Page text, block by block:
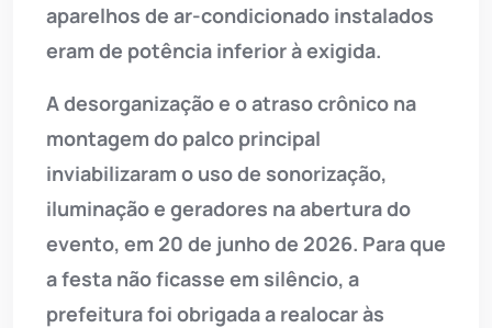
aparelhos de ar-condicionado instalados
eram de potência inferior à exigida.
A desorganização e o atraso crônico na
montagem do palco principal
inviabilizaram o uso de sonorização,
iluminação e geradores na abertura do
evento, em 20 de junho de 2026. Para que
a festa não ficasse em silêncio, a
prefeitura foi obrigada a realocar às